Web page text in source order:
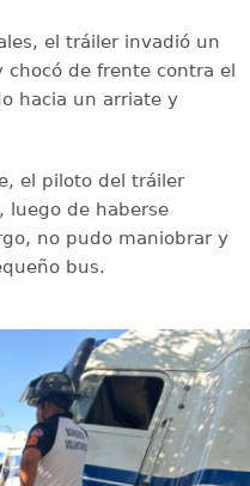
el tráiler invadió un
chocó de frente contra el
hacia un arriate y
el piloto del tráiler
luego de haberse
no pudo maniobrar y
bus.